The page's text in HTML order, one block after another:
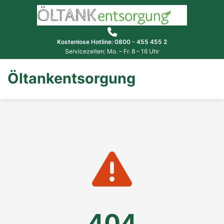
Kostenlose Hotline: 0800 - 455 455 2
Servicezeiten: Mo. – Fr. 8 – 16 Uhr
Öltankentsorgung